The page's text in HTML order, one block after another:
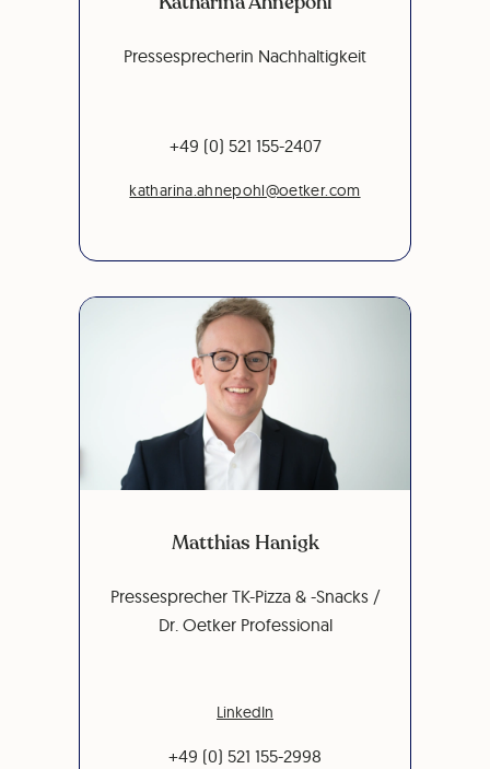
Pressesprecherin Nachhaltigkeit
+49 (0) 521 155-2407
katharina.ahnepohl@oetker.com
Matthias Hanigk
Pressesprecher TK-Pizza & -Snacks /
Dr. Oetker Professional
LinkedIn
+49 (0) 521 155-2998